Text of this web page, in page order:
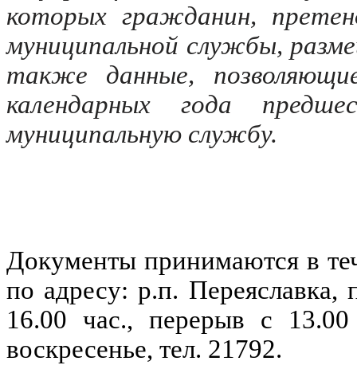
которых гражданин,
муниципальной службы,
также данные,
календарных года
муниципальную службу.
Документы принимаются в
по адресу: р.п.
16.00 час., перерыв с
воскресенье, тел. 21792.